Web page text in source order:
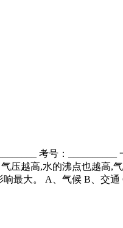
考号：__________
压越高,水的沸点也越高,
最大。 A、气候 B、交通